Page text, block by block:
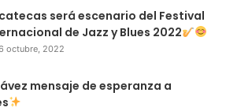
será escenario del Festival
de Jazz y Blues 2022
octubre, 2022
mensaje de esperanza a